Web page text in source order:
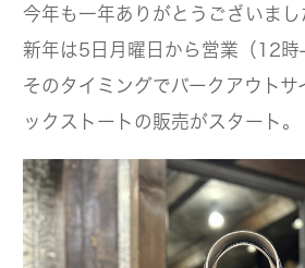
今年も一年ありがとうございまし
新年は5日月曜日から営業（12時-
そのタイミングでバークアウトサ
ックストートの販売がスタート。